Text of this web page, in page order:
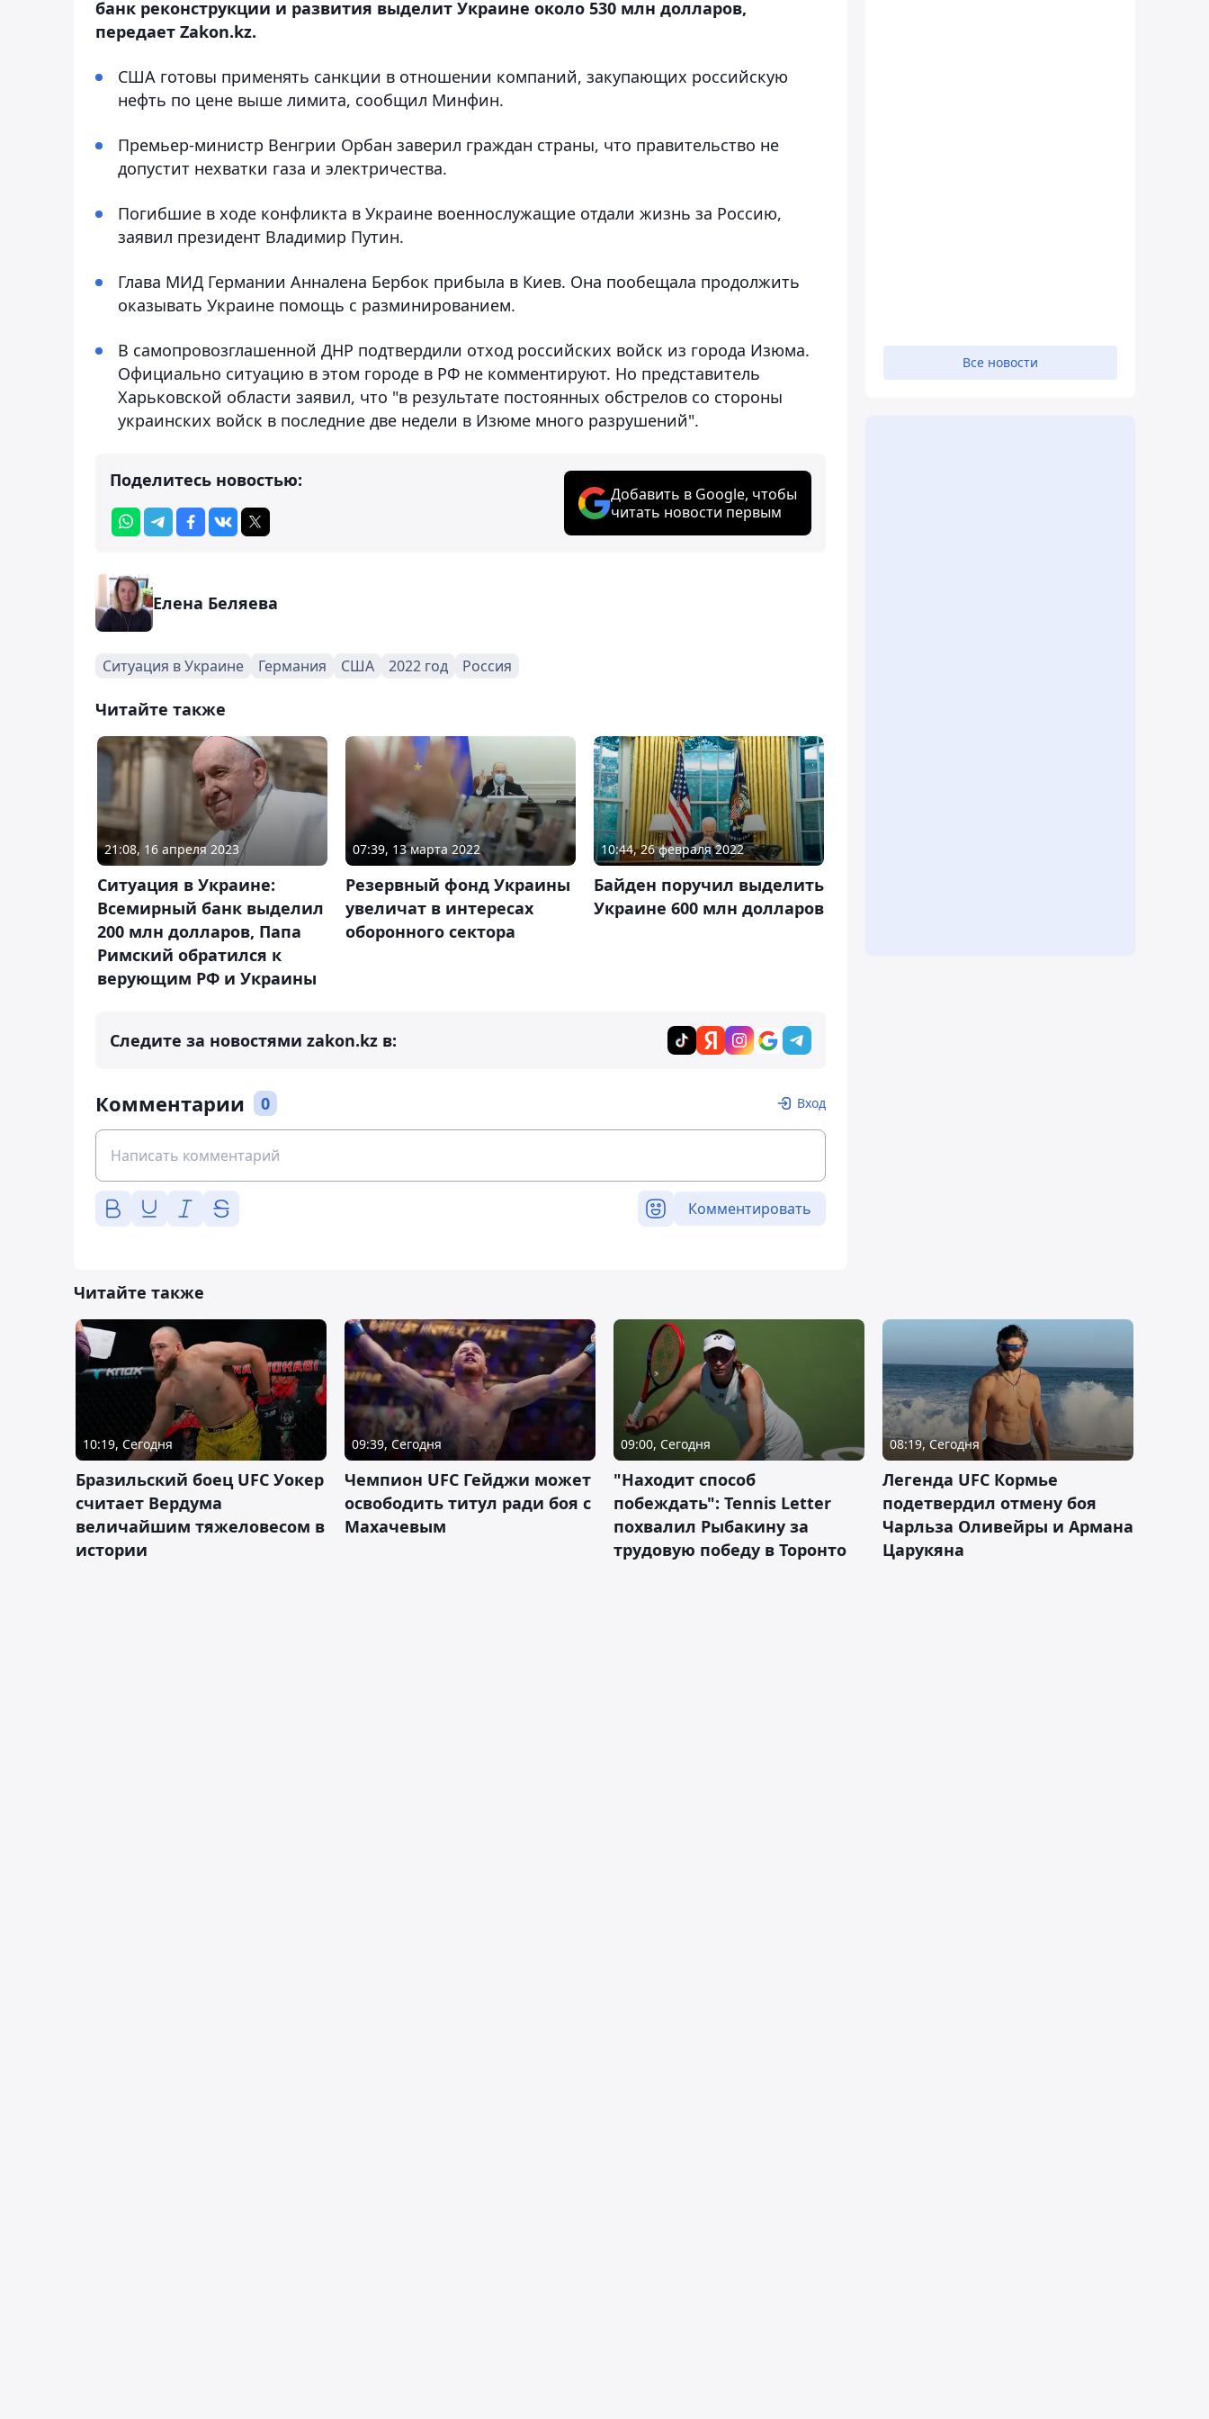
банк реконструкции и развития выделит Украине около 530 млн долларов,
передает Zakon.kz.
США готовы применять санкции в отношении компаний, закупающих российскую
нефть по цене выше лимита, сообщил Минфин.
Премьер-министр Венгрии Орбан заверил граждан страны, что правительство не
допустит нехватки газа и электричества.
Погибшие в ходе конфликта в Украине военнослужащие отдали жизнь за Россию,
заявил президент Владимир Путин.
Глава МИД Германии Анналена Бербок прибыла в Киев. Она пообещала продолжить
оказывать Украине помощь с разминированием.
В самопровозглашенной ДНР подтвердили отход российских войск из города Изюма.
Официально ситуацию в этом городе в РФ не комментируют. Но представитель
Харьковской области заявил, что "в результате постоянных обстрелов со стороны
украинских войск в последние две недели в Изюме много разрушений".
Поделитесь новостью:
Добавить в Google, чтобы
читать новости первым
Елена Беляева
Ситуация в Украине Германия США 2022 год Россия
Читайте также
21:08, 16 апреля 2023
Ситуация в Украине:
Всемирный банк выделил
200 млн долларов, Папа
Римский обратился к
верующим РФ и Украины
07:39, 13 марта 2022
Резервный фонд Украины
увеличат в интересах
оборонного сектора
10:44, 26 февраля 2022
Байден поручил выделить
Украине 600 млн долларов
Следите за новостями zakon.kz в:
Комментарии 0 Вход
Комментировать
Все новости
Читайте также
10:19, Сегодня
Бразильский боец UFC Уокер
считает Вердума
величайшим тяжеловесом в
истории
09:39, Сегодня
Чемпион UFC Гейджи может
освободить титул ради боя с
Махачевым
09:00, Сегодня
"Находит способ
побеждать": Tennis Letter
похвалил Рыбакину за
трудовую победу в Торонто
08:19, Сегодня
Легенда UFC Кормье
подетвердил отмену боя
Чарльза Оливейры и Армана
Царукяна